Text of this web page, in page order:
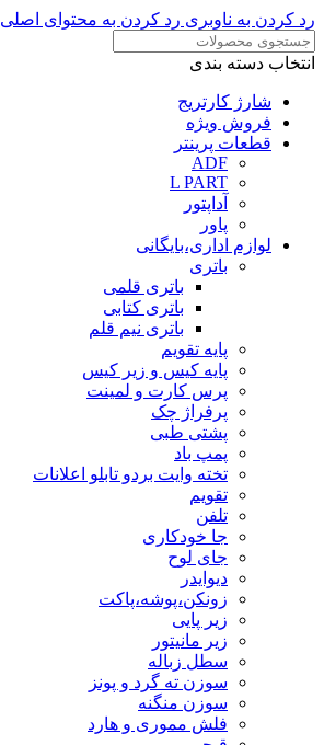
رد کردن به ناوبری رد کردن به محتوای اصلی
انتخاب دسته بندی
شارژ کارتریج
فروش ویژه
قطعات پرینتر
ADF
L PART
آداپتور
پاور
لوازم اداری،بایگانی
باتری
باتری قلمی
باتری کتابی
باتری نیم قلم
پایه تقویم
پایه کیس و زیر کیس
پرس کارت و لمینت
پرفراژ چک
پشتی طبی
پمپ باد
تخته وایت بردو تابلو اعلانات
تقویم
تلفن
جا خودکاری
جای لوح
دیوایدر
زونکن،پوشه،پاکت
زیر پایی
زیر مانیتور
سطل زباله
سوزن ته گرد و پونز
سوزن منگنه
فلش مموری و هارد